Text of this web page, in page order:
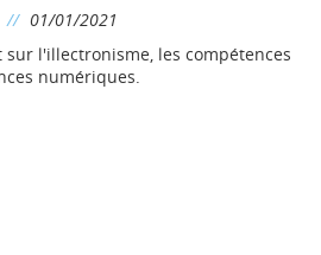
// 01/01/2021
l'illectronisme, les compétences
numériques.